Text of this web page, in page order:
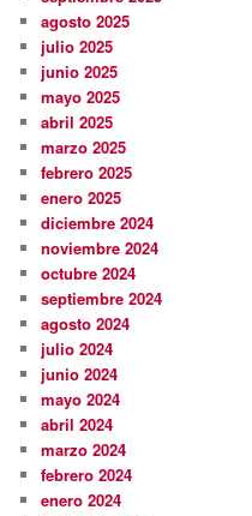
agosto 2025
julio 2025
junio 2025
mayo 2025
abril 2025
marzo 2025
febrero 2025
enero 2025
diciembre 2024
noviembre 2024
octubre 2024
septiembre 2024
agosto 2024
julio 2024
junio 2024
mayo 2024
abril 2024
marzo 2024
febrero 2024
enero 2024